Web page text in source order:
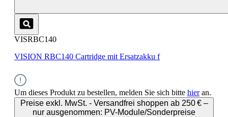
VISRBC140
VISION RBC140 Cartridge mit Ersatzakku f
Um dieses Produkt zu bestellen, melden Sie sich bitte hieran.
Preise exkl. MwSt. - Versandfrei shoppen ab 250 € –
nur ausgenommen: PV-Module/Sonderpreise